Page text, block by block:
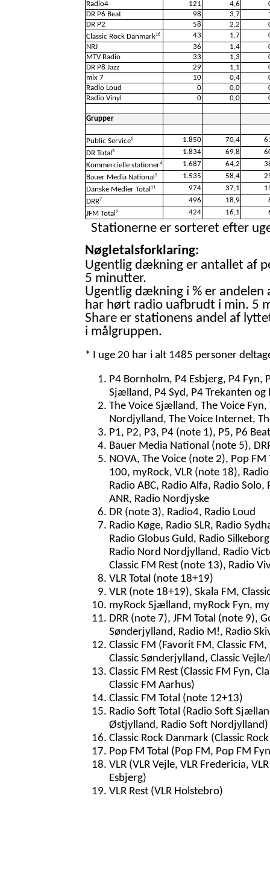
Radio4
121 4,6
DR P6 Beat
98 3,7
DR P2
58 2,2
Classic Rock Danmark16 43 1,7
NRJ
36 1,4
MTV Radio
33 1,3
DR P8 Jazz
29 1,1
mix 7
10 0,4
Radio Loud
0 0,0
Radio Vinyl
0 0,0
Grupper
Public Service6 1.850 70,4
DR Total 3 1.834 69,8
Kommercielle stationer4 1.687 64,2
Bauer Media National 5 1.535 58,4
Danske Medier Total 11 974 37,1
DRR7 496 18,9
JFM Total 9 424 16,1
Stationerne er sorteret efter
Nøgletalsforklaring:
Ugentlig dækning er antallet af
5 minutter.
Ugentlig dækning i % er
har hørt radio uafbrudt i min. 5
Share er stationens andel af
i målgruppen.
* I uge 20 har i alt 1485 personer
P4 Bornholm, P4 Esbjerg, P4
Sjælland, P4 Syd, P4 Trekanten
The Voice Sjælland, The Voice
Nordjylland, The Voice Internet,
P1, P2, P3, P4 (note 1), P5, P6
Bauer Media National (note 5),
NOVA, The Voice (note 2), Pop
100, myRock, VLR (note 18),
Radio ABC, Radio Alfa, Radio
ANR, Radio Nordjyske
DR (note 3), Radio4, Radio Loud
Radio Køge, Radio SLR, Radio
Radio Globus Guld, Radio
Radio Nord Nordjylland, Radio
Classic FM Rest (note 13), Radio
VLR Total (note 18+19)
VLR (note 18+19), Skala FM,
myRock Sjælland, myRock Fyn,
DRR (note 7), JFM Total (note 9),
Sønderjylland, Radio M!, Radio
Classic FM (Favorit FM, Classic
Classic Sønderjylland, Classic
Classic FM Rest (Classic FM Fyn,
Classic FM Aarhus)
Classic FM Total (note 12+13)
Radio Soft Total (Radio Soft
Østjylland, Radio Soft Nordjylland)
Classic Rock Danmark (Classic
Pop FM Total (Pop FM, Pop FM
VLR (VLR Vejle, VLR Fredericia,
Esbjerg)
VLR Rest (VLR Holstebro)